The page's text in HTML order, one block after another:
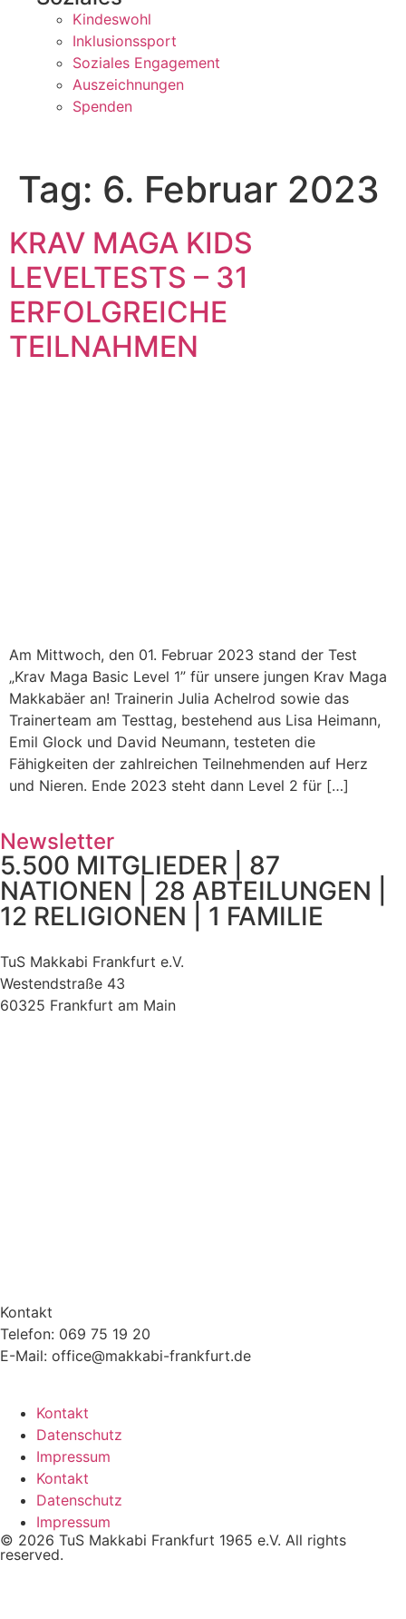
Kindeswohl
Inklusionssport
Soziales Engagement
Auszeichnungen
Spenden
Tag: 6. Februar 2023
KRAV MAGA KIDS
LEVELTESTS – 31
ERFOLGREICHE
TEILNAHMEN
Am Mittwoch, den 01. Februar 2023 stand der Test
„Krav Maga Basic Level 1” für unsere jungen Krav Maga
Makkabäer an! Trainerin Julia Achelrod sowie das
Trainerteam am Testtag, bestehend aus Lisa Heimann,
Emil Glock und David Neumann, testeten die
Fähigkeiten der zahlreichen Teilnehmenden auf Herz
und Nieren. Ende 2023 steht dann Level 2 für […]
Newsletter
5.500 MITGLIEDER | 87
NATIONEN | 28 ABTEILUNGEN |
12 RELIGIONEN | 1 FAMILIE
TuS Makkabi Frankfurt e.V.
Westendstraße 43
60325 Frankfurt am Main
Kontakt
Telefon: 069 75 19 20
E-Mail: office@makkabi-frankfurt.de
Kontakt
Datenschutz
Impressum
Kontakt
Datenschutz
Impressum
© 2026 TuS Makkabi Frankfurt 1965 e.V. All rights
reserved.